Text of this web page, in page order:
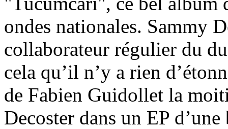
ondes nationales. Sammy
collaborateur régulier du
cela qu’il n’y a rien
de Fabien Guidollet la
Decoster dans un EP